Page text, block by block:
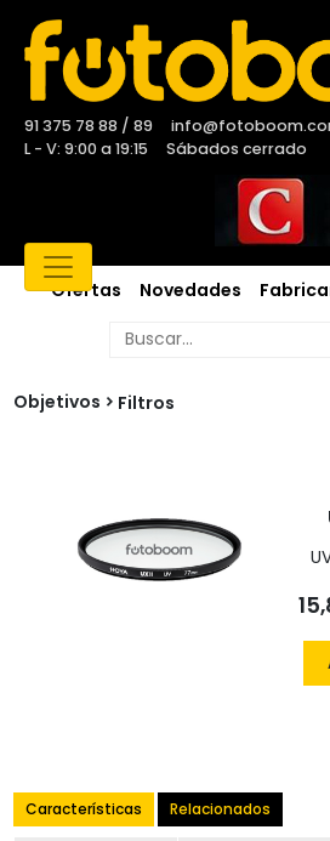
91 375 78 88 / 89
L - V: 9:00 a 19:15
Sábados cerrado
Ofertas Novedades
Objetivos Filtros
Características Relacionados